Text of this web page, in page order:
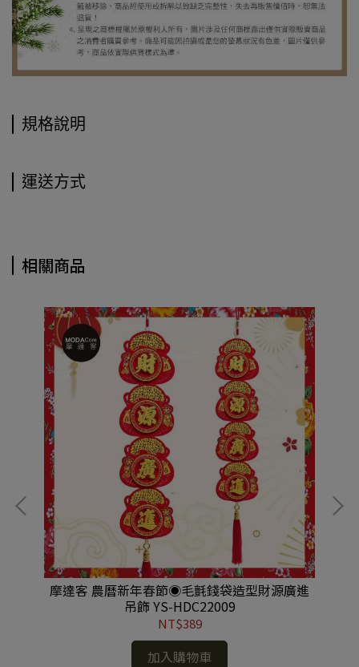
規格說明
運送方式
相關商品
摩達客 農曆新年春節◉毛氈錢袋造型財源廣進
吊飾 YS-HDC22009
NT$389
加入購物車